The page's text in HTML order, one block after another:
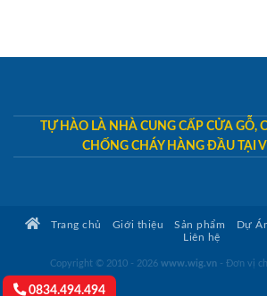
TỰ HÀO LÀ NHÀ CUNG CẤP CỬA GỖ,
CHỐNG CHÁY HÀNG ĐẦU TẠI
Trang chủ Giới thiệu Sản phẩm Dự
Liên hệ
Copyright © 2010 - 2026 www.wig.vn - Đơn vị
0834.494.494